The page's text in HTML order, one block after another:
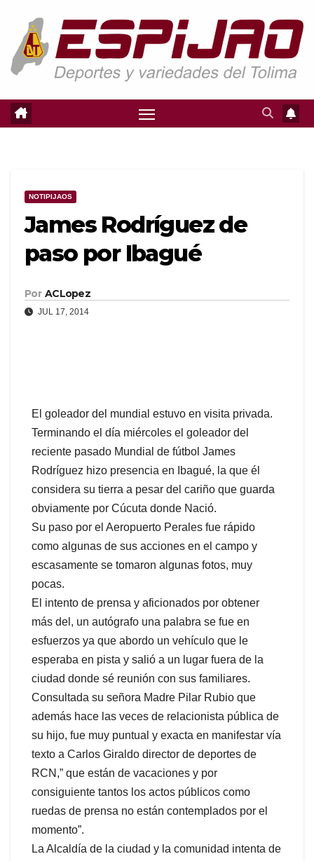
contenido
NOTIPIJAOS
James Rodríguez de
paso por Ibagué
Por ACLopez
JUL 17, 2014
El goleador del mundial estuvo en visita privada.
Terminando el día miércoles el goleador del
reciente pasado Mundial de fútbol James
Rodríguez hizo presencia en Ibagué, la que él
considera su tierra a pesar del cariño que guarda
obviamente por Cúcuta donde Nació.
Su paso por el Aeropuerto Perales fue rápido
como algunas de sus acciones en el campo y
escasamente se tomaron algunas fotos, muy
pocas.
El intento de prensa y aficionados por obtener
más del, un autógrafo una palabra se fue en
esfuerzos ya que abordo un vehículo que le
esperaba en pista y salió a un lugar fuera de la
ciudad donde sé reunión con sus familiares.
Consultada su señora Madre Pilar Rubio que
además hace las veces de relacionista pública de
su hijo, fue muy puntual y exacta en manifestar vía
texto a Carlos Giraldo director de deportes de
RCN,” que están de vacaciones y por
consiguiente tantos los actos públicos como
ruedas de prensa no están contemplados por el
momento”.
La Alcaldía de la ciudad y la comunidad intenta de